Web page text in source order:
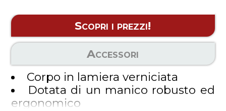
Dotate di un manico robusto per
un facile trasporto, garantiscono
praticità e organizzazione, ideali per
accessori e utensili.
Scopri i prezzi!
Accessori
Corpo in lamiera verniciata
Dotata di un manico robusto ed
ergonomico